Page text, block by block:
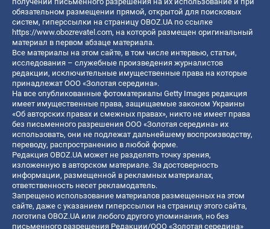
обязательном размещении прямой, открытой для поисковых
систем, гиперссылки на страницу OBOZ.UA по ссылке
https://www.obozrevatel.com, на которой размещен оригинальный
материал в первом абзаце материала.
Все материалы на этом сайте, в том числе интервью, статьи,
исследования – служебные произведения журналистов
редакции, исключительные имущественные права на которые
принадлежат ООО «Золотая середина».
На все опубликованные фотоматериалы Getty Images редакция
имеет имущественные права, защищаемые законом Украины
«Об авторских правах и смежных правах», никто не имеет права
без письменного разрешения ООО «Золотая середина» их
использовать, они не подлежат дальнейшему воспроизводству,
переводу, распространению в любой форме.
Редакция OBOZ.UA может не разделять точку зрения,
изложенную в авторском материале. За достоверность
информации, размещенной в рекламных материалах,
ответственность несет рекламодатель.
Запрещено использование материалов размещенных на этом
сайте, даже с указанием гиперссылки на страницу этого сайта,
логотипа OBOZ.UA или любого другого упоминания, но без
письменного разрешения Редакции/ООО «Золотая середина»